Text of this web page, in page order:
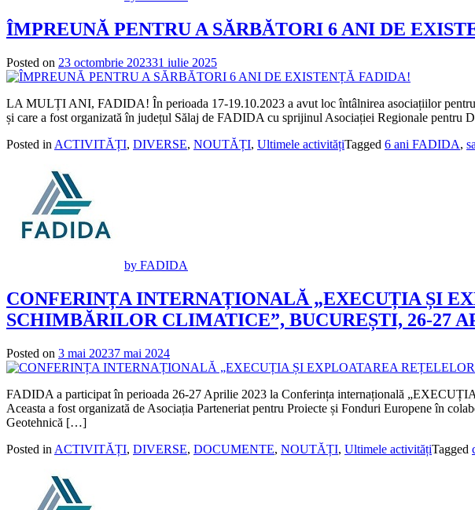
ÎMPREUNĂ PENTRU A SĂRBĂTORI 6 ANI DE
Posted on 23 octombrie 202331 iulie 2025
LA MULȚI ANI, FADIDA! În perioada 17-19.10.2023 a avut loc întâlnirea asociațiilor
și care a fost organizată în județul Sălaj de FADIDA cu sprijinul Asociației Regionale
Posted in ACTIVITĂȚI, DIVERSE, NOUTĂȚI, Ultimele activitățiTagged 6 ani FADIDA,
by FADIDA
CONFERINȚA INTERNAȚIONALĂ „EXECUȚIA ȘI
SCHIMBĂRILOR CLIMATICE”, BUCUREȘTI, 26-27
Posted on 3 mai 20237 mai 2024
FADIDA a participat în perioada 26-27 Aprilie 2023 la Conferința internațională
Aceasta a fost organizată de Asociația Parteneriat pentru Proiecte și Fonduri Europene în
Geotehnică […]
Posted in ACTIVITĂȚI, DIVERSE, DOCUMENTE, NOUTĂȚI, Ultimele activitățiTagged